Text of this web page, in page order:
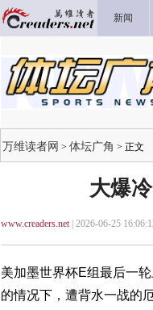
新闻
万维读者网 > 体坛广角 > 正文
大爆
www.creaders.net| 2026-06-25
美加墨世界杯E组最后一
的情况下，遭背水一战的